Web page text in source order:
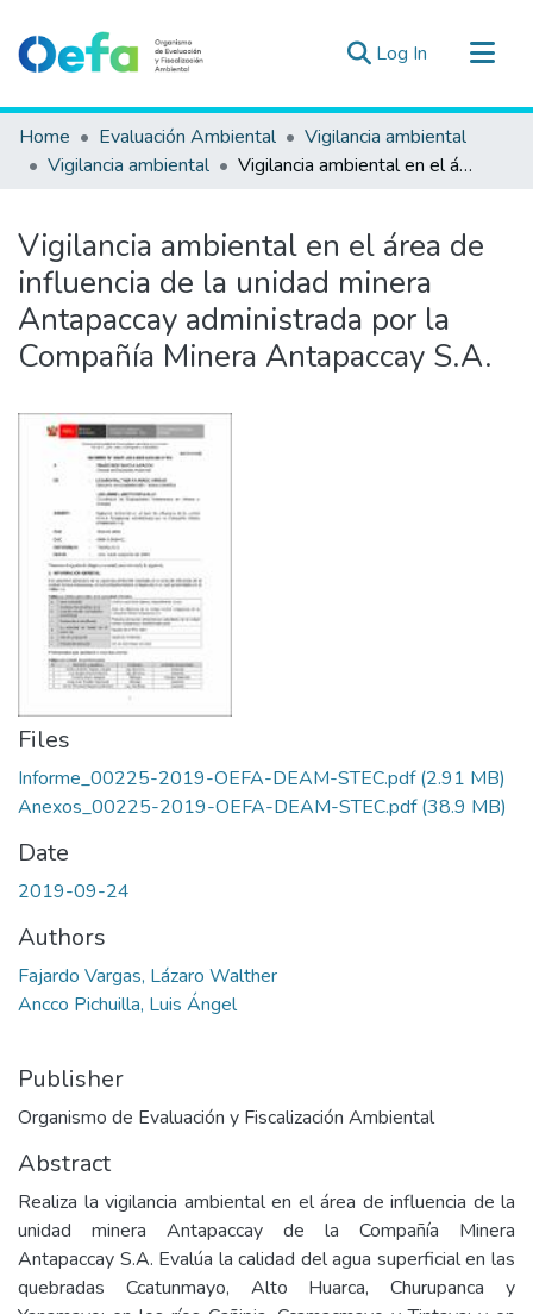
Log In (current)
Communities & Collections
All of DSpace
Estad. Externas
Guias ▾
Home Evaluación Ambiental
Vigilancia ambiental
Vigilancia ambiental
Vigilancia ambiental en el área de influencia de la unidad minera Antapaccay administrada por la Compañía Minera Antapaccay S.A.
Vigilancia ambiental en el área de
influencia de la unidad minera
Antapaccay administrada por la
Compañía Minera Antapaccay S.A.
Files
Informe_00225-2019-OEFA-DEAM-STEC.pdf(2.91 MB)
Anexos_00225-2019-OEFA-DEAM-STEC.pdf(38.9 MB)
Date
2019-09-24
Authors
Fajardo Vargas, Lázaro Walther
Ancco Pichuilla, Luis Ángel
Publisher
Organismo de Evaluación y Fiscalización Ambiental
Abstract
Realiza la vigilancia ambiental en el área de influencia de la
unidad minera Antapaccay de la Compañía Minera
Antapaccay S.A. Evalúa la calidad del agua superficial en las
quebradas Ccatunmayo, Alto Huarca, Churupanca y